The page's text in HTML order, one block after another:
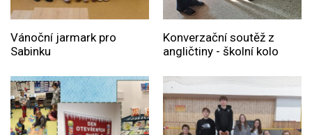
Vánoční jarmark pro
Sabinku
Konverzační soutěž z
angličtiny - školní kolo